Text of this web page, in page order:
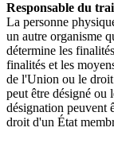
Responsable du
La personne
un autre organisme
détermine les
finalités et les
de l'Union ou le droit
peut être désigné ou
désignation peuvent
droit d'un État